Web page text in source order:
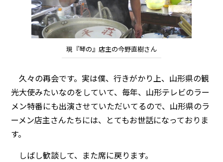
現『琴の』店主の今野直樹さん
久々の再会です。実は僕、行きがかり上、山形県の観
光大使みたいなのをしていて、毎年、山形テレビのラー
メン特番にも出演させていただいてるので、山形県のラ
ーメン店主さんたちには、とてもお世話になっておりま
す。
しばし歓談して、また席に戻ります。